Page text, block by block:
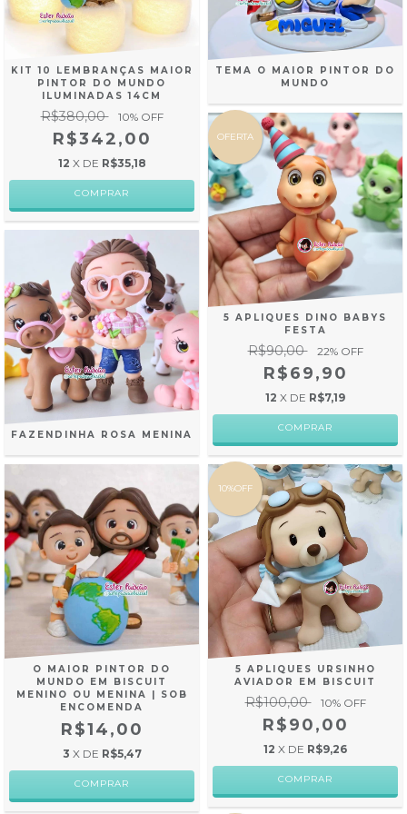
KIT 10 LEMBRANÇAS MAIOR
PINTOR DO MUNDO
ILUMINADAS 14CM
R$380,00 10% OFF
R$342,00
12 X DE R$35,18
TEMA O MAIOR PINTOR DO
MUNDO
FAZENDINHA ROSA MENINA
OFERTA
5 APLIQUES DINO BABYS
FESTA
R$90,00 22% OFF
R$69,90
12 X DE R$7,19
O MAIOR PINTOR DO
MUNDO EM BISCUIT
MENINO OU MENINA | SOB
ENCOMENDA
R$14,00
3 X DE R$5,47
COMPRAR
10%OFF
5 APLIQUES URSINHO
AVIADOR EM BISCUIT
R$100,00 10% OFF
R$90,00
12 X DE R$9,26